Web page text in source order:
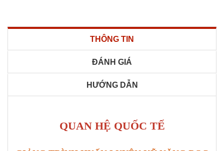
THÔNG TIN
ĐÁNH GIÁ
HƯỚNG DẪN
QUAN HỆ QUỐC TẾ